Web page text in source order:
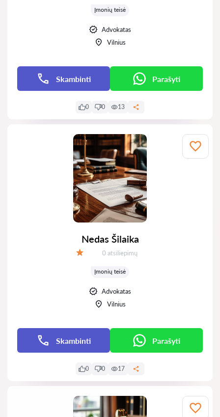
Įmonių teisė
Advokatas
Vilnius
Skambinti Parašyti
0 0 13
Nedas Šilaika
Atsiliepimų:
0 atsiliepimų
Įmonių teisė
Advokatas
Vilnius
Skambinti Parašyti
0 0 17